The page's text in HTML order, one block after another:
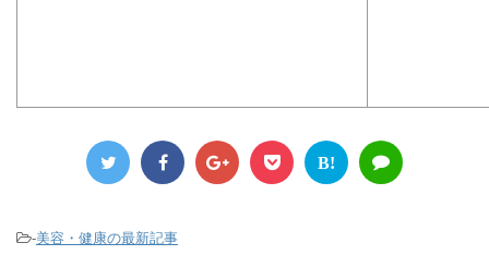
B!
-美容・健康の最新記事